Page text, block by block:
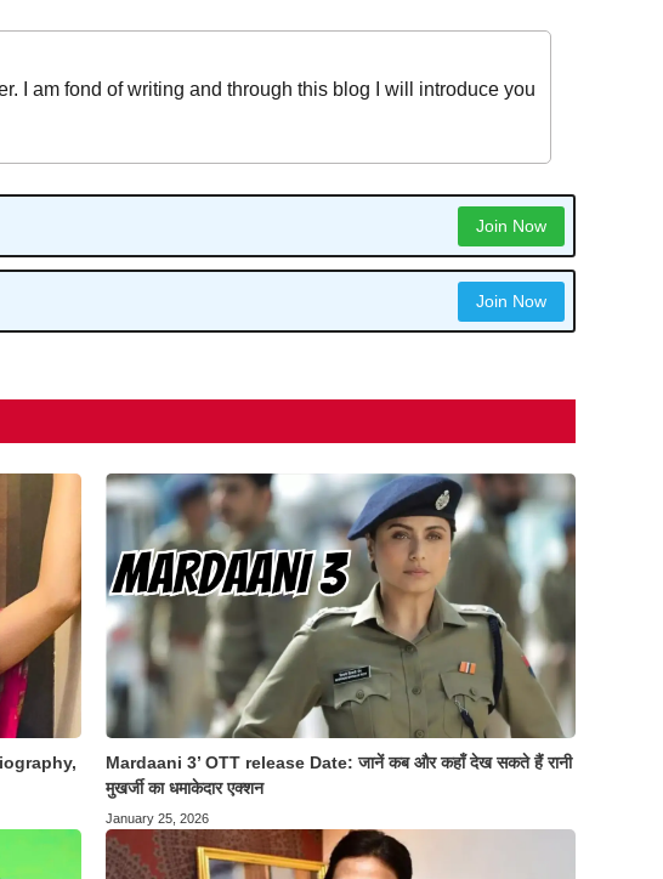
I am fond of writing and through this blog I will introduce you
Join Now
Join Now
Mardaani 3’ OTT release Date: जानें कब और कहाँ देख सकते हैं रानी
मुखर्जी का धमाकेदार एक्शन
January 25, 2026